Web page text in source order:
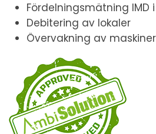
Fördelningsmätning IMD
Debitering av lokaler
Övervakning av